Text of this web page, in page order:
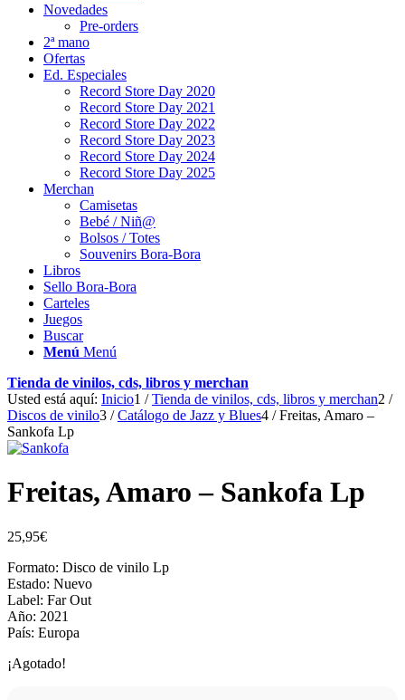
Novedades
Pre-orders
2ª mano
Ofertas
Ed. Especiales
Record Store Day 2020
Record Store Day 2021
Record Store Day 2022
Record Store Day 2023
Record Store Day 2024
Record Store Day 2025
Merchan
Camisetas
Bebé / Niñ@
Bolsos / Totes
Souvenirs Bora-Bora
Libros
Sello Bora-Bora
Carteles
Juegos
Buscar
Menú Menú
Tienda de vinilos, cds, libros y merchan
Usted está aquí: Inicio1 / Tienda de vinilos, cds, libros y merchan2 /
Discos de vinilo3 / Catálogo de Jazz y Blues4 / Freitas, Amaro –
Sankofa Lp
Freitas, Amaro – Sankofa Lp
25,95€
Formato: Disco de vinilo Lp
Estado: Nuevo
Label: Far Out
Año: 2021
País: Europa
¡Agotado!